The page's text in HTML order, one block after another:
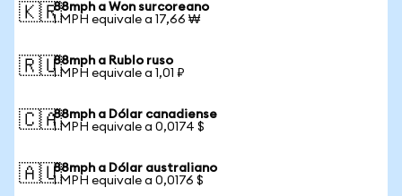
🇰🇷88mph a Won surcoreano
1 MPH equivale a 17,66 ₩
🇷🇺88mph a Rublo ruso
1 MPH equivale a 1,01 ₽
🇨🇦88mph a Dólar canadiense
1 MPH equivale a 0,0174 $
🇦🇺88mph a Dólar australiano
1 MPH equivale a 0,0176 $